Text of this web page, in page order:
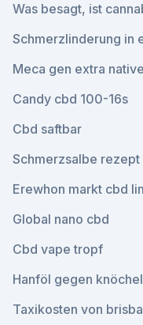
Was besagt, ist
Schmerzlinderung in
Meca gen extra
Candy cbd 100-16s
Cbd saftbar
Schmerzsalbe rezept
Erewhon markt cbd
Global nano cbd
Cbd vape tropf
Hanföl gegen
Taxikosten von